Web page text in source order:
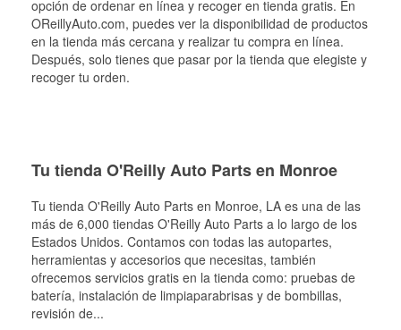
opción de ordenar en línea y recoger en tienda gratis. En
OReillyAuto.com, puedes ver la disponibilidad de productos
en la tienda más cercana y realizar tu compra en línea.
Después, solo tienes que pasar por la tienda que elegiste y
recoger tu orden.
Tu tienda O'Reilly Auto Parts en Monroe
Tu tienda O'Reilly Auto Parts en Monroe, LA es una de las
más de 6,000 tiendas O'Reilly Auto Parts a lo largo de los
Estados Unidos. Contamos con todas las autopartes,
herramientas y accesorios que necesitas, también
ofrecemos servicios gratis en la tienda como: pruebas de
batería, instalación de limpiaparabrisas y de bombillas,
revisión de...